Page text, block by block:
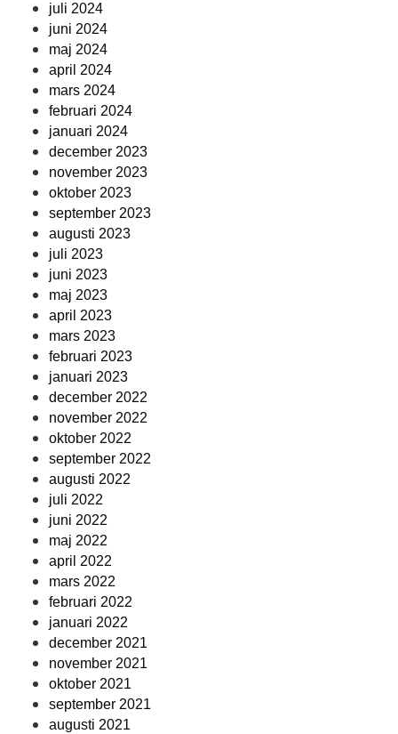
juli 2024
juni 2024
maj 2024
april 2024
mars 2024
februari 2024
januari 2024
december 2023
november 2023
oktober 2023
september 2023
augusti 2023
juli 2023
juni 2023
maj 2023
april 2023
mars 2023
februari 2023
januari 2023
december 2022
november 2022
oktober 2022
september 2022
augusti 2022
juli 2022
juni 2022
maj 2022
april 2022
mars 2022
februari 2022
januari 2022
december 2021
november 2021
oktober 2021
september 2021
augusti 2021